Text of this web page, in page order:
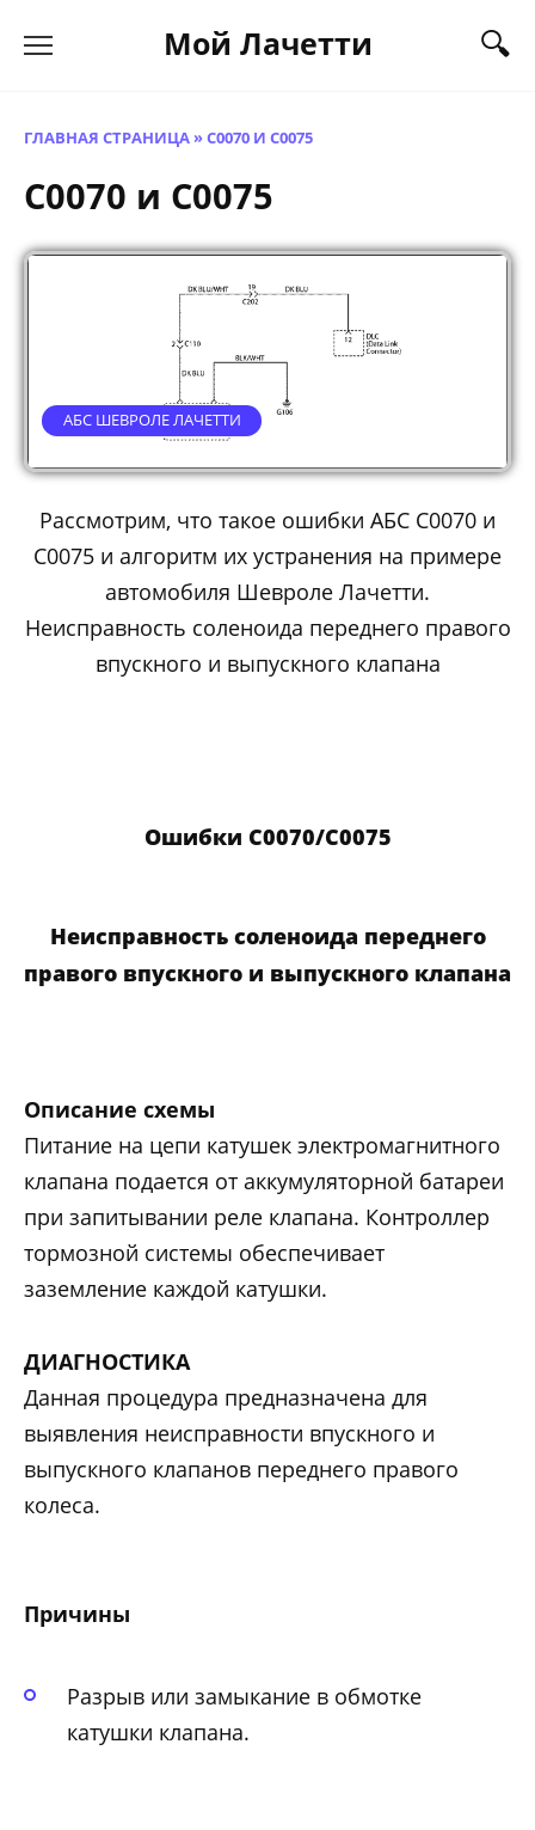
Мой Лачетти
ГЛАВНАЯ СТРАНИЦА»C0070 И C0075
C0070 и C0075
АБС ШЕВРОЛЕ ЛАЧЕТТИ
Рассмотрим, что такое ошибки АБС C0070 и
C0075 и алгоритм их устранения на примере
автомобиля Шевроле Лачетти.
Неисправность соленоида переднего правого
впускного и выпускного клапана
Ошибки C0070/C0075
Неисправность соленоида переднего
правого впускного и выпускного клапана
Описание схемы
Питание на цепи катушек электромагнитного
клапана подается от аккумуляторной батареи
при запитывании реле клапана. Контроллер
тормозной системы обеспечивает
заземление каждой катушки.
ДИАГНОСТИКА
Данная процедура предназначена для
выявления неисправности впускного и
выпускного клапанов переднего правого
колеса.
Причины
Разрыв или замыкание в обмотке
катушки клапана.